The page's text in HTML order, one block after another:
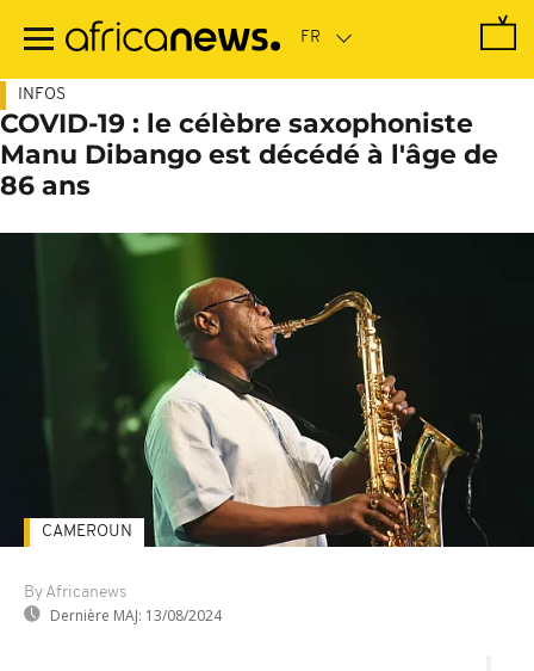
contenu
INFOS
COVID-19 : le célèbre saxophoniste
Manu Dibango est décédé à l'âge de
86 ans
By Africanews
Dernière MAJ: 13/08/2024
CAMEROUN